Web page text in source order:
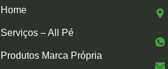
Home
Serviços – All Pé
Produtos Marca Própria